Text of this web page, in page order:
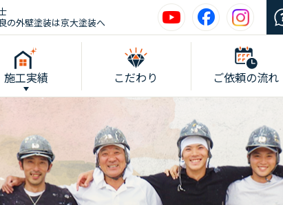
の外壁塗装は京大塗装へ
施工実績 こだわり ご依頼の流れ